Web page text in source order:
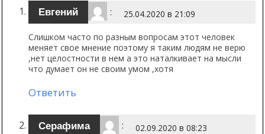
Евгений : 25.04.2020 в 21:09
Слишком часто по разным вопросам этот человек
меняет свое мнение поэтому я таким людям не верю
,нет целостности в нем а это наталкивает на мысли
что думает он не своим умом ,хотя
Ответить
Серафима : 02.09.2020 в 08:23